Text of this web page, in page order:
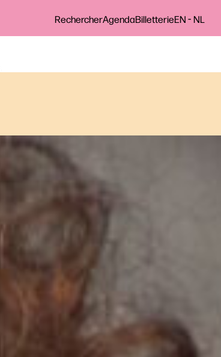
RechercherAgendaBilletterieEN-NL